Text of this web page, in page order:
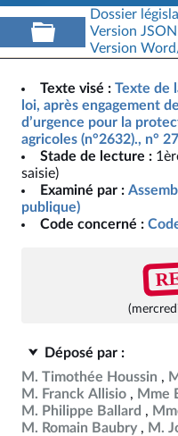
Dossier
Version JSON
Version
Texte visé : Texte de
loi, après engagement
d’urgence pour la
agricoles (n°2632)., n°
Stade de lecture :
saisie)
Examiné par :
publique)
Code concerné :
Déposé par :
M. Timothée Houssin
M. Franck Allisio
Mme
M. Philippe Ballard
M. Romain Baubry
M.